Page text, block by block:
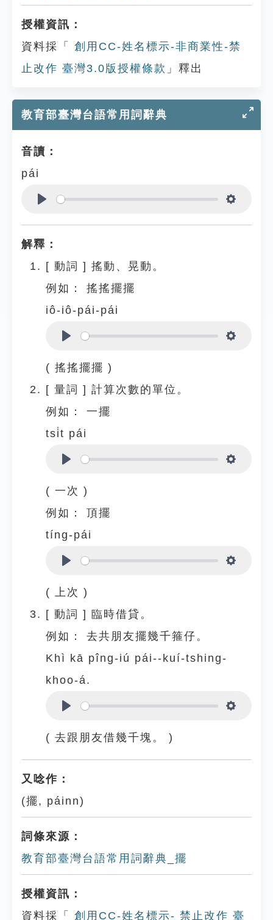
授權資訊：
資料採「
創用CC-姓名標示-非商業性-禁
止改作 臺灣3.0版授權條款 」釋出
教育部臺灣台語常用詞辭典
音讀：
pái
解釋：
[ 動詞 ] 搖動、晃動。
例如：
搖搖擺擺
iô-iô-pái-pái
( 搖搖擺擺 )
[ 量詞 ] 計算次數的單位。
例如：
一擺
tsi̍t pái
( 一次 )
例如：
頂擺
tíng-pái
( 上次 )
[ 動詞 ] 臨時借貸。
例如：
去共朋友擺幾千箍仔。
Khì kā pîng-iú pái--kuí-tshing-
khoo-á.
( 去跟朋友借幾千塊。 )
又唸作：
(擺, páinn)
詞條來源：
教育部臺灣台語常用詞辭典_擺
授權資訊：
資料採「
創用CC-姓名標示- 禁止改作 臺